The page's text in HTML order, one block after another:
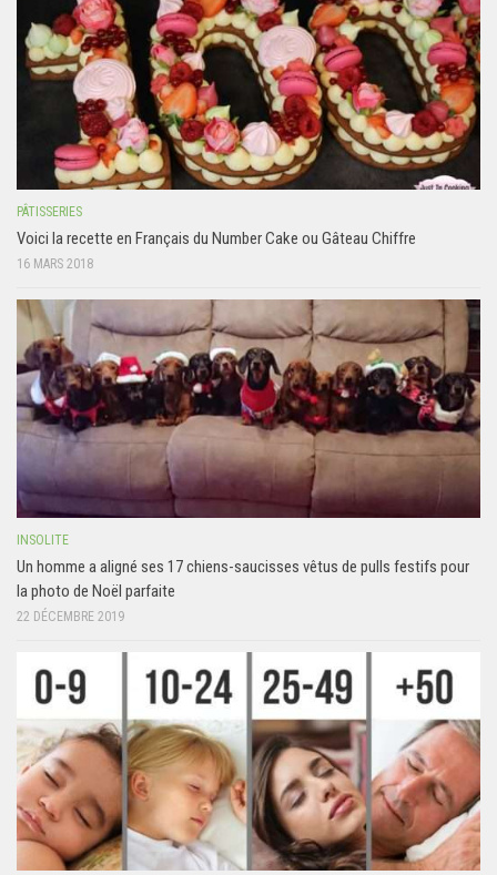
PÂTISSERIES
Voici la recette en Français du Number Cake ou Gâteau Chiffre
16 MARS 2018
INSOLITE
Un homme a aligné ses 17 chiens-saucisses vêtus de pulls festifs pour
la photo de Noël parfaite
22 DÉCEMBRE 2019